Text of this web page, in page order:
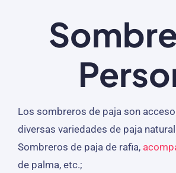
Los sombreros de paja son
diversas variedades de paja
Sombreros de paja de rafia,
de palma, etc.;